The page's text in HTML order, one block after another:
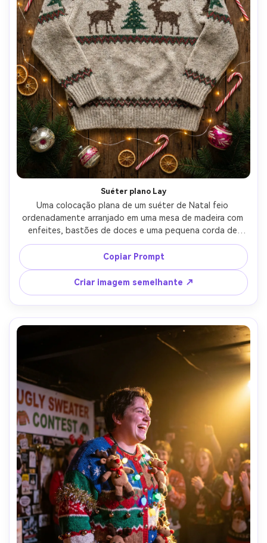
Suéter plano Lay
Uma colocação plana de um suéter de Natal feio
ordenadamente arranjado em uma mesa de madeira com
enfeites, bastões de doces e uma pequena corda de
luzes de fadas quentes, textura de malha realista e
dobras, iluminação suave de cima para baixo, tirado em
Sony A7IV 35mm, composição limpa com adereços de
férias, produto fotorealista-qualidade de estilo de vida-
AR 4:5
Copiar Prompt
Criar imagem semelhante ↗